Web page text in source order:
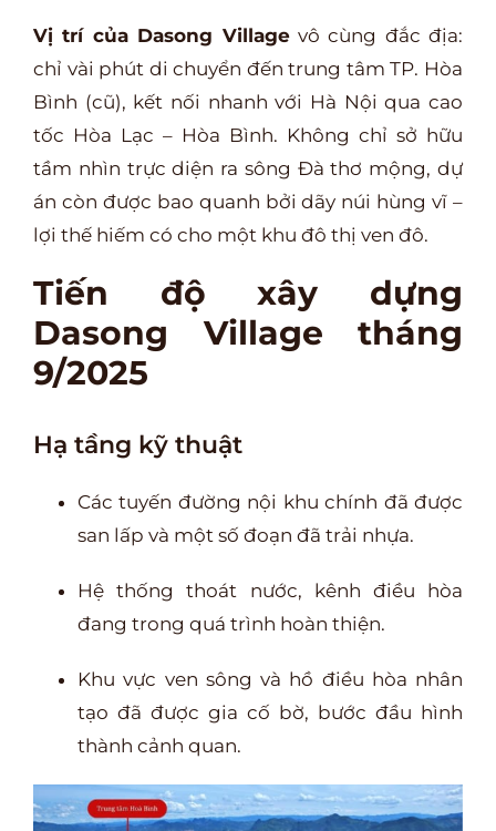
Vị trí của Dasong Villagevô cùng đắc địa:
chỉ vài phút di chuyển đến trung tâm TP. Hòa
Bình (cũ), kết nối nhanh với Hà Nội qua cao
tốc Hòa Lạc – Hòa Bình. Không chỉ sở hữu
tầm nhìn trực diện ra sông Đà thơ mộng, dự
án còn được bao quanh bởi dãy núi hùng vĩ –
lợi thế hiếm có cho một khu đô thị ven đô.
Tiến độ xây dựng
Dasong Village tháng
9/2025
Hạ tầng kỹ thuật
Các tuyến đường nội khu chính đã được
san lấp và một số đoạn đã trải nhựa.
Hệ thống thoát nước, kênh điều hòa
đang trong quá trình hoàn thiện.
Khu vực ven sông và hồ điều hòa nhân
tạo đã được gia cố bờ, bước đầu hình
thành cảnh quan.